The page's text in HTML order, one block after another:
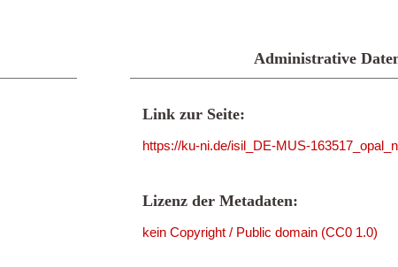
Administrative
Link zur Seite:
https://ku-ni.de/isil_DE-MUS-
Lizenz der Metadaten:
kein Copyright / Public domain (CC0 1.0)